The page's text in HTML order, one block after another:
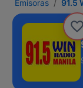
Emisoras 91.5